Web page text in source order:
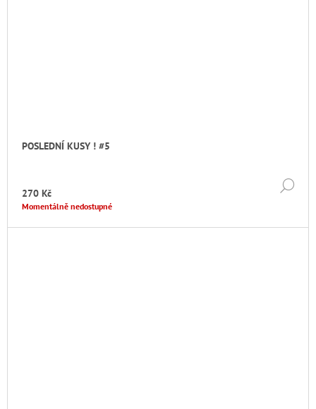
POSLEDNÍ KUSY ! #5
270 Kč
Momentálně nedostupné